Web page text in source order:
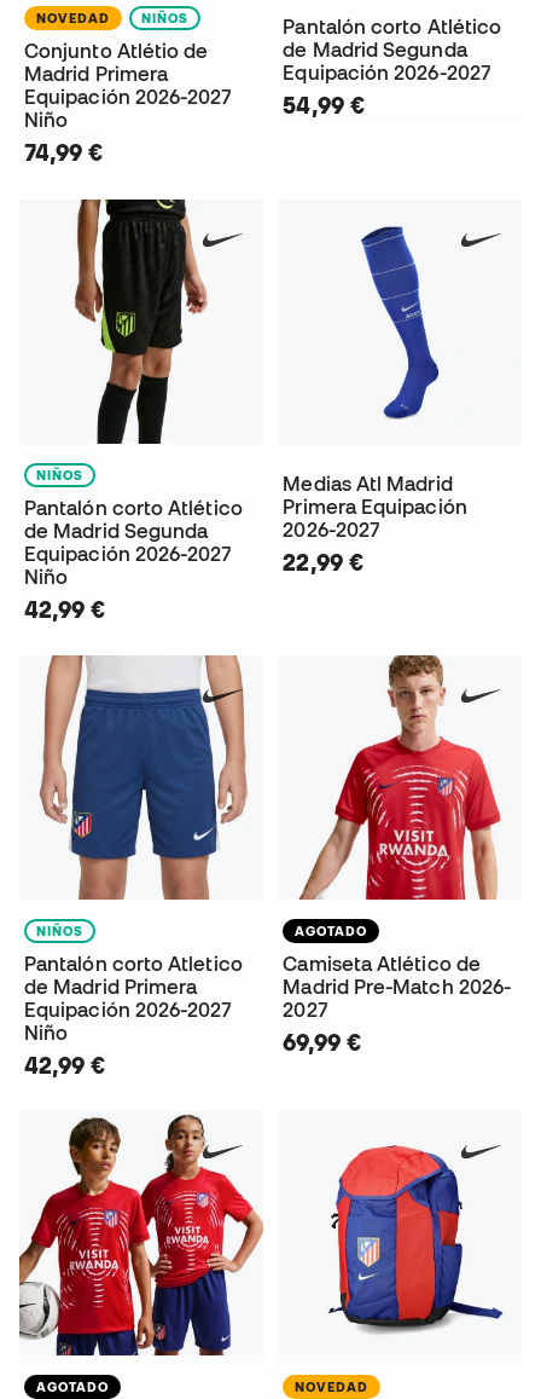
NOVEDAD NIÑOS
Conjunto Atlétio de
Madrid Primera
Equipación 2026-2027
Niño
74,99 €
Pantalón corto Atlético
de Madrid Segunda
Equipación 2026-2027
54,99 €
NIÑOS
Pantalón corto Atlético
de Madrid Segunda
Equipación 2026-2027
Niño
42,99 €
Medias Atl Madrid
Primera Equipación
2026-2027
22,99 €
NIÑOS
Pantalón corto Atletico
de Madrid Primera
Equipación 2026-2027
Niño
42,99 €
AGOTADO
Camiseta Atlético de
Madrid Pre-Match 2026-
2027
69,99 €
AGOTADO NOVEDAD